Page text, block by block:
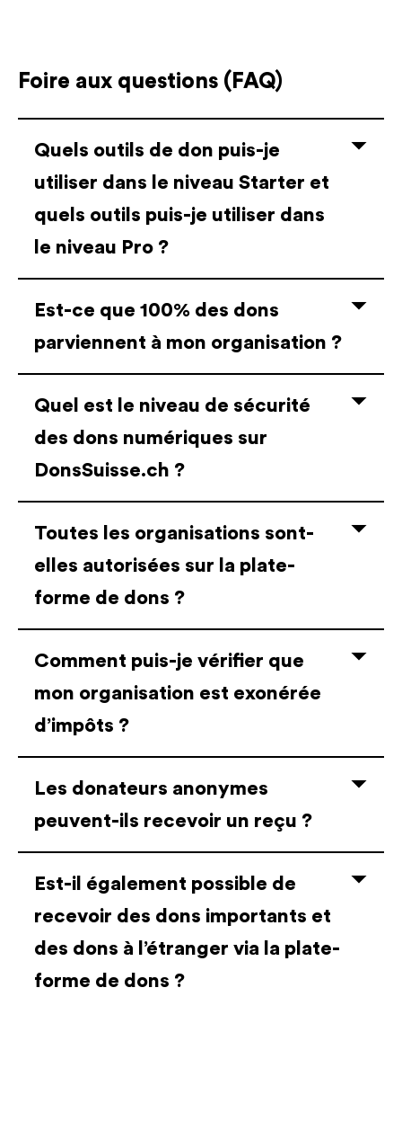
Foire aux questions (FAQ)
Quels outils de don puis-je
utiliser dans le niveau Starter et
quels outils puis-je utiliser dans
le niveau Pro ?
Est-ce que 100% des dons
parviennent à mon organisation ?
Quel est le niveau de sécurité
des dons numériques sur
DonsSuisse.ch ?
Toutes les organisations sont-
elles autorisées sur la plate-
forme de dons ?
Comment puis-je vérifier que
mon organisation est exonérée
d’impôts ?
Les donateurs anonymes
peuvent-ils recevoir un reçu ?
Est-il également possible de
recevoir des dons importants et
des dons à l’étranger via la plate-
forme de dons ?